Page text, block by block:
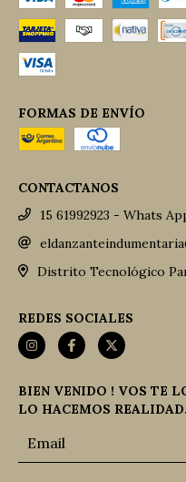
FORMAS DE ENVÍO
CONTACTANOS
15 61992923 - Whats
Distrito Tecnológico
REDES SOCIALES
BIEN VENIDO ! VOS TE
LO HACEMOS